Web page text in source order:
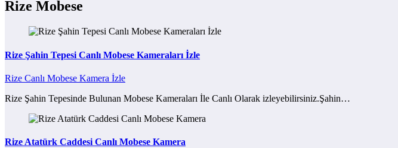
Rize Mobese
Rize Şahin Tepesi Canlı Mobese Kameraları İzle
Rize Canlı Mobese Kamera İzle
Rize Şahin Tepesinde Bulunan Mobese Kameraları İle Canlı Olarak izleyebilirsiniz.Şahin…
Rize Atatürk Caddesi Canlı Mobese Kamera